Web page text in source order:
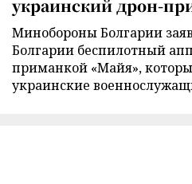
украинский дрон-
Минобороны Болгарии
Болгарии беспилотный
приманкой «Майя»,
украинские